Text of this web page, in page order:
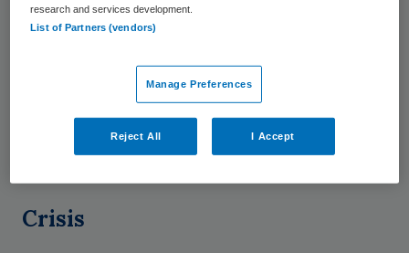
Bemiddeling
Jongmans bemiddelde afgelopen jaar bij
105 arbeidsconflicten. In voorgaande jaren
waren dat gemiddeld 70 tot 80 zaken per
Crisis
research and services development.
List of Partners (vendors)
Manage Preferences
Reject All I Accept